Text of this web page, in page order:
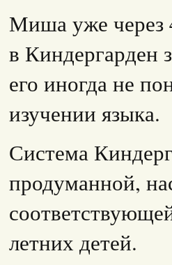
Миша уже через
в Киндергарден
его иногда не
изучении языка.
Система
продуманной,
летних детей.